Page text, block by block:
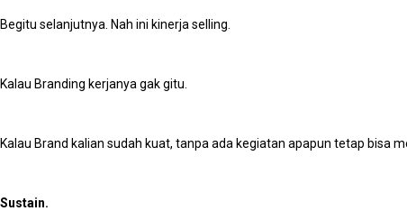
Begitu selanjutnya. Nah ini kinerja selling.
Kalau Branding kerjanya gak gitu.
Kalau Brand kalian sudah kuat, tanpa ada kegiatan apapun tetap bisa
Sustain.